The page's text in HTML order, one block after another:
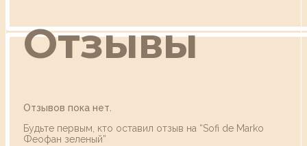
Отзывы
Отзывов пока нет.
Будьте первым, кто оставил отзыв на “Sofi de Marko
Феофан зеленый”